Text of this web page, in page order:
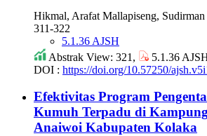
Hikmal, Arafat Mallapiseng, Sudirman
311-322
5.1.36 AJSH
Abstrak View: 321,
5.1.36
DOI : https://doi.org/10.57250/
Efektivitas Program
Kumuh Terpadu di
Anaiwoi Kabupaten Kolaka